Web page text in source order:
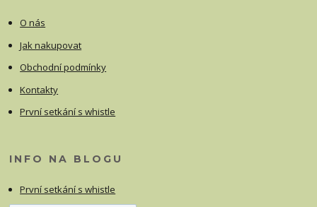
O nás
Jak nakupovat
Obchodní podmínky
Kontakty
První setkání s whistle
INFO NA BLOGU
První setkání s whistle